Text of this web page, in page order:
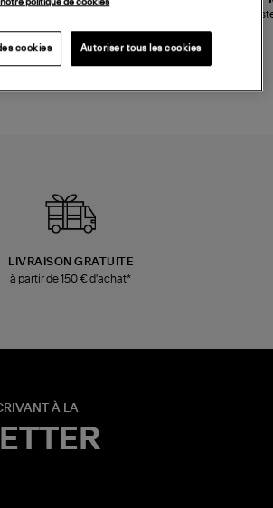
189,00 €
LIVRAISON GRATUITE
à partir de 150 € d'achat*
À LA
cookies Autoriser tous les cookies